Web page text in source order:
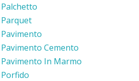
Cemento
In Marmo